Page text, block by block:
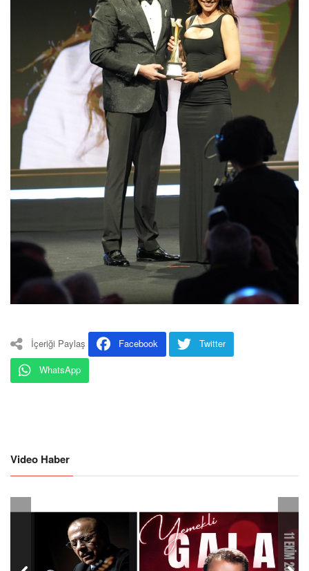
İçeriği Paylaş Facebook
Twitter
WhatsApp
Video Haber